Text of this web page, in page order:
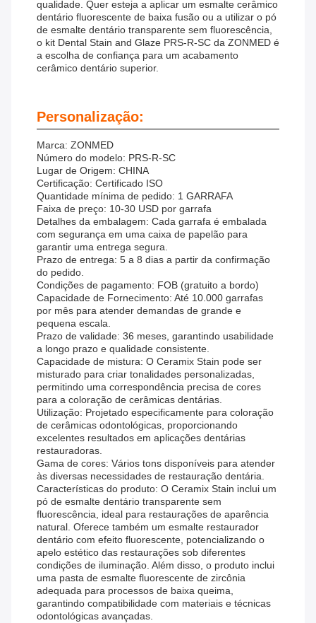
qualidade. Quer esteja a aplicar um esmalte cerâmico
dentário fluorescente de baixa fusão ou a utilizar o pó
de esmalte dentário transparente sem fluorescência,
o kit Dental Stain and Glaze PRS-R-SC da ZONMED é
a escolha de confiança para um acabamento
cerâmico dentário superior.
Personalização:
Marca: ZONMED
Número do modelo: PRS-R-SC
Lugar de Origem: CHINA
Certificação: Certificado ISO
Quantidade mínima de pedido: 1 GARRAFA
Faixa de preço: 10-30 USD por garrafa
Detalhes da embalagem: Cada garrafa é embalada
com segurança em uma caixa de papelão para
garantir uma entrega segura.
Prazo de entrega: 5 a 8 dias a partir da confirmação
do pedido.
Condições de pagamento: FOB (gratuito a bordo)
Capacidade de Fornecimento: Até 10.000 garrafas
por mês para atender demandas de grande e
pequena escala.
Prazo de validade: 36 meses, garantindo usabilidade
a longo prazo e qualidade consistente.
Capacidade de mistura: O Ceramix Stain pode ser
misturado para criar tonalidades personalizadas,
permitindo uma correspondência precisa de cores
para a coloração de cerâmicas dentárias.
Utilização: Projetado especificamente para coloração
de cerâmicas odontológicas, proporcionando
excelentes resultados em aplicações dentárias
restauradoras.
Gama de cores: Vários tons disponíveis para atender
às diversas necessidades de restauração dentária.
Características do produto: O Ceramix Stain inclui um
pó de esmalte dentário transparente sem
fluorescência, ideal para restaurações de aparência
natural. Oferece também um esmalte restaurador
dentário com efeito fluorescente, potencializando o
apelo estético das restaurações sob diferentes
condições de iluminação. Além disso, o produto inclui
uma pasta de esmalte fluorescente de zircônia
adequada para processos de baixa queima,
garantindo compatibilidade com materiais e técnicas
odontológicas avançadas.